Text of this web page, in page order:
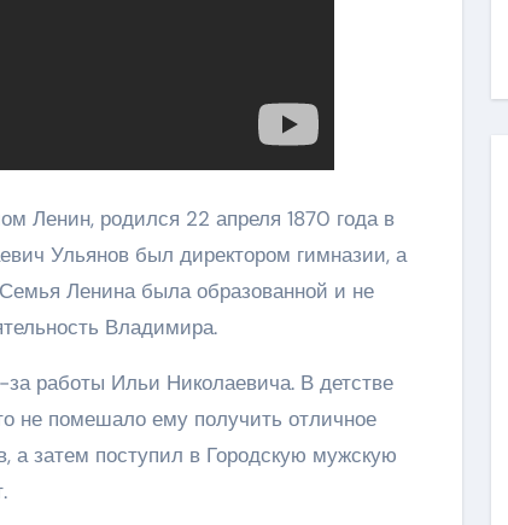
Ленин, родился 22 апреля 1870 года в
Ульянов был директором гимназии, а
Ленина была образованной и не
Владимира.
работы Ильи Николаевича. В детстве
не помешало ему получить отличное
а затем поступил в Городскую мужскую